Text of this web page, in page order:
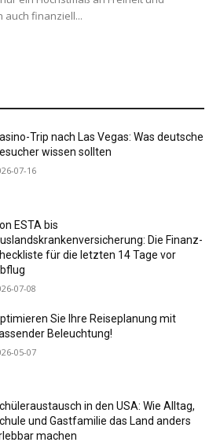
auch finanziell...
Trip nach Las Vegas: Was deutsche
wissen sollten
07-16
ESTA bis
Die Finanz-
für die letzten 14 Tage vor
07-08
Sie Ihre Reiseplanung mit
Beleuchtung!
05-07
in den USA: Wie Alltag,
und Gastfamilie das Land anders
machen